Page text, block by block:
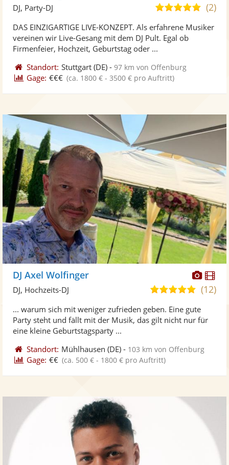
Fotos
5,0
5
(2)
DJ, Party-DJ
DAS EINZIGARTIGE LIVE-KONZEPT. Als erfahrene Musiker
vereinen wir Live-Gesang mit dem DJ Pult. Egal ob
Firmenfeier, Hochzeit, Geburtstag oder ...
Standort: Stuttgart (DE) -97 km von Offenburg
Gage: €€€ (ca. 1800 € - 3500 € pro Auftritt)
DJ Axel Wolfinger
5,0
5
(12)
DJ, Hochzeits-DJ
... warum sich mit weniger zufrieden geben. Eine gute
Party steht und fällt mit der Musik, das gilt nicht nur für
eine kleine Geburtstagsparty ...
Standort: Mühlhausen (DE) - 103 km von Offenburg
Gage: €€ (ca. 500 € - 1800 € pro Auftritt)